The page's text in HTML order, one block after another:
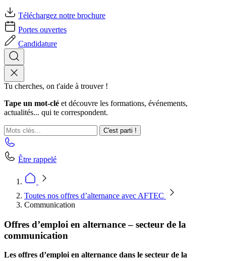
Téléchargez notre brochure
Portes ouvertes
Candidature
Tu cherches, on t'aide à trouver !
Tape un mot-clé et découvre les formations, événements,
actualités... qui te correspondent.
C'est parti !
Être rappelé
Toutes nos offres d’alternance avec AFTEC
Communication
Offres d’emploi en alternance – secteur de la
communication
Les offres d’emploi en alternance dans le secteur de la